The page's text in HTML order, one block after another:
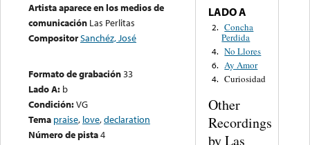
Artista aparece en los medios de
comunicación Las Perlitas
CompositorSanchéz, José
Formato de grabación33
Lado A: b
Condición:VG
Tema praise, love,declaration
Número de pista4
LADO A
2. Concha
Perdida
4. No Llores
6. Ay Amor
4. Curiosidad
Other
Recordings
by Las